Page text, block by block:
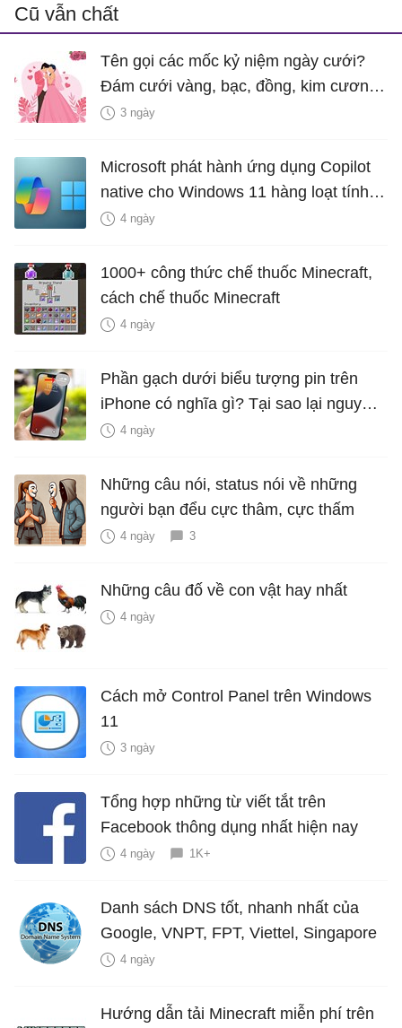
Cũ vẫn chất
Tên gọi các mốc kỷ niệm ngày cưới?
Đám cưới vàng, bạc, đồng, kim cương
là bao nhiêu năm?
3 ngày
Microsoft phát hành ứng dụng Copilot
native cho Windows 11 hàng loạt tính
năng mới Hữu Ích
4 ngày
1000+ công thức chế thuốc Minecraft,
cách chế thuốc Minecraft
4 ngày
Phần gạch dưới biểu tượng pin trên
iPhone có nghĩa gì? Tại sao lại nguy
hiểm?
4 ngày
Những câu nói, status nói về những
người bạn đểu cực thâm, cực thấm
4 ngày 3
Những câu đố về con vật hay nhất
4 ngày
Cách mở Control Panel trên Windows
11
3 ngày
Tổng hợp những từ viết tắt trên
Facebook thông dụng nhất hiện nay
4 ngày 1K+
Danh sách DNS tốt, nhanh nhất của
Google, VNPT, FPT, Viettel, Singapore
4 ngày
Hướng dẫn tải Minecraft miễn phí trên